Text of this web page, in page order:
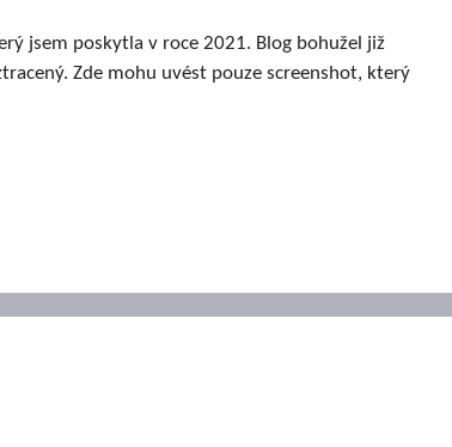
jsem poskytla v roce 2021. Blog bohužel již
Zde mohu uvést pouze screenshot, který